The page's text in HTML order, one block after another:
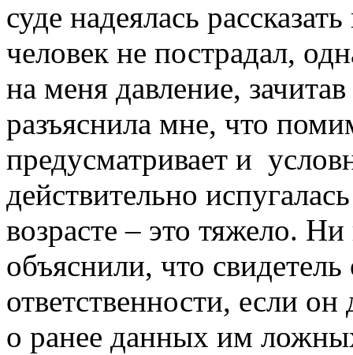
суде надеялась
человек не пострадал,
на меня давление,
разъяснила мне, что
предусматривает и
действительно
возрасте – это тяжело.
объяснили, что
ответственности, если
о ранее данных им